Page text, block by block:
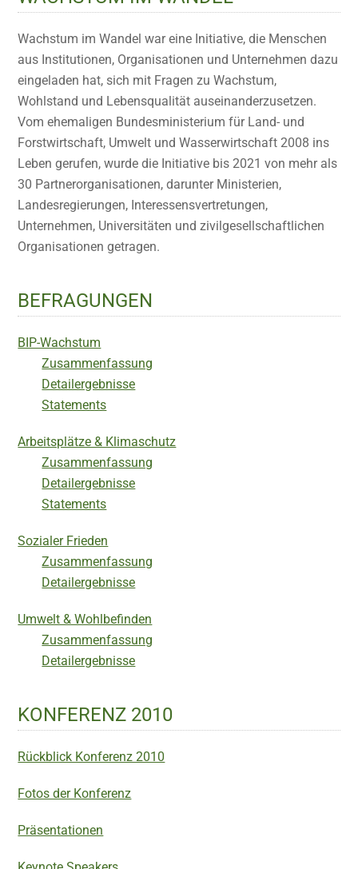
Wachstum im Wandel war eine Initiative, die Menschen
aus Institutionen, Organisationen und Unternehmen dazu
eingeladen hat, sich mit Fragen zu Wachstum,
Wohlstand und Lebensqualität auseinanderzusetzen.
Vom ehemaligen Bundesministerium für Land- und
Forstwirtschaft, Umwelt und Wasserwirtschaft 2008 ins
Leben gerufen, wurde die Initiative bis 2021 von mehr als
30 Partnerorganisationen, darunter Ministerien,
Landesregierungen, Interessensvertretungen,
Unternehmen, Universitäten und zivilgesellschaftlichen
Organisationen getragen.
BEFRAGUNGEN
BIP-Wachstum
Zusammenfassung
Detailergebnisse
Statements
Arbeitsplätze & Klimaschutz
Zusammenfassung
Detailergebnisse
Statements
Sozialer Frieden
Zusammenfassung
Detailergebnisse
Umwelt & Wohlbefinden
Zusammenfassung
Detailergebnisse
KONFERENZ 2010
Rückblick Konferenz 2010
Fotos der Konferenz
Präsentationen